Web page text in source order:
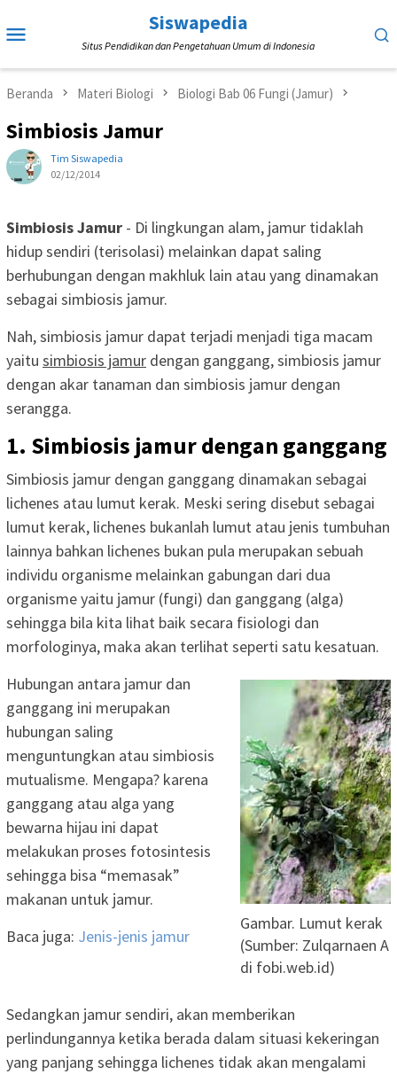
ke
Mobile
Siswapedia
Situs Pendidikan dan Pengetahuan Umum di Indonesia
Beranda Materi Biologi Biologi Bab 06 Fungi (Jamur)
Simbiosis Jamur
Tim Siswapedia
02/12/2014
Simbiosis Jamur - Di lingkungan alam, jamur tidaklah
hidup sendiri (terisolasi) melainkan dapat saling
berhubungan dengan makhluk lain atau yang dinamakan
sebagai simbiosis jamur.
Nah, simbiosis jamur dapat terjadi menjadi tiga macam
yaitu simbiosis jamur dengan ganggang, simbiosis jamur
dengan akar tanaman dan simbiosis jamur dengan
serangga.
1. Simbiosis jamur dengan ganggang
Simbiosis jamur dengan ganggang dinamakan sebagai
lichenes atau lumut kerak. Meski sering disebut sebagai
lumut kerak, lichenes bukanlah lumut atau jenis tumbuhan
lainnya bahkan lichenes bukan pula merupakan sebuah
individu organisme melainkan gabungan dari dua
organisme yaitu jamur (fungi) dan ganggang (alga)
sehingga bila kita lihat baik secara fisiologi dan
morfologinya, maka akan terlihat seperti satu kesatuan.
Gambar. Lumut kerak
(Sumber: Zulqarnaen A
di fobi.web.id)
Hubungan antara jamur dan
ganggang ini merupakan
hubungan saling
menguntungkan atau simbiosis
mutualisme. Mengapa? karena
ganggang atau alga yang
bewarna hijau ini dapat
melakukan proses fotosintesis
sehingga bisa “memasak”
makanan untuk jamur.
Baca juga: Jenis-jenis jamur
Sedangkan jamur sendiri, akan memberikan
perlindungannya ketika berada dalam situasi kekeringan
yang panjang sehingga lichenes tidak akan mengalami